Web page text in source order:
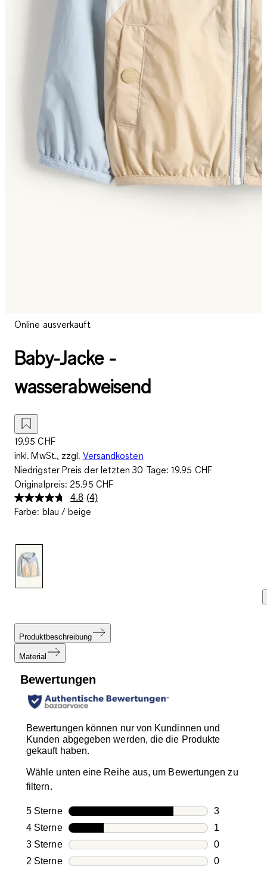
Online ausverkauft
Baby-Jacke -
wasserabweisend
19.95 CHF
inkl. MwSt., zzgl. Versandkosten
Niedrigster Preis der letzten 30 Tage:19.95 CHF
Originalpreis: 25.95 CHF
4.8 4
Bewertungen
(4)
Farbe: blau / beige
Produktbeschreibung
Material
Bewertungen
Bewertungen können nur von Kundinnen und
Kunden abgegeben werden, die die Produkte
gekauft haben.
Wähle unten eine Reihe aus, um Bewertungen zu
filtern.
5 SterneSterne
3
3
4 SterneSterne
1
1
3 SterneSterne
0
0
2 SterneSterne
0